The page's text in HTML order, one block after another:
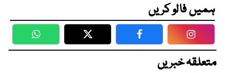
ہمیں فالو کریں
WhatsApp Twitter Facebook
متعلقہ خبریں